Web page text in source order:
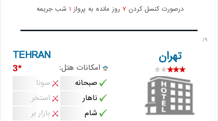
درصورت کنسل کردن 7 روز مانده به پرواز شب جریمه
19
تهران TEHRAN
امکانات هتل: *3
صبحانه
سونا
ناهار
استخر
شام
بازار بر